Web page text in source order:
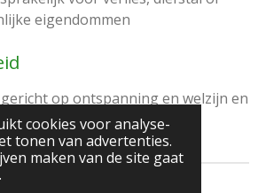
cookies voor analyse-
tonen van advertenties.
maken van de site gaat
eigendommen
op ontspanning en welzijn en
behandeling.